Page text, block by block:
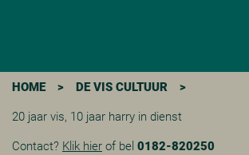
HOME > DE VIS CULTUUR
>
20 jaar vis, 10 jaar harry in dienst
Contact? Klik hier of bel 0182-820250